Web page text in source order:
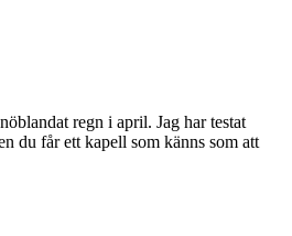
regn i april. Jag har testat
du får ett kapell som känns som att